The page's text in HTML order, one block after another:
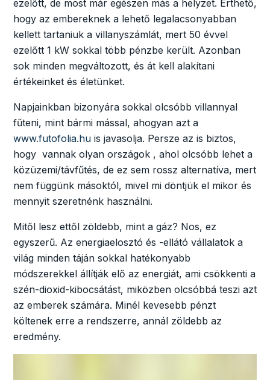
ezelőtt, de most már egészen más a helyzet. Érthető,
hogy az embereknek a lehető legalacsonyabban
kellett tartaniuk a villanyszámlát, mert 50 évvel
ezelőtt 1 kW sokkal több pénzbe került. Azonban
sok minden megváltozott, és át kell alakítani
értékeinket és életünket.
Napjainkban bizonyára sokkal olcsóbb villannyal
fűteni, mint bármi mással, ahogyan azt a
www.futofolia.hu is javasolja. Persze az is biztos,
hogy vannak olyan országok , ahol olcsóbb lehet a
közüzemi/távfűtés, de ez sem rossz alternatíva, mert
nem függünk másoktól, mivel mi döntjük el mikor és
mennyit szeretnénk használni.
Mitől lesz ettől zöldebb, mint a gáz? Nos, ez
egyszerű. Az energiaelosztó és -ellátó vállalatok a
világ minden táján sokkal hatékonyabb
módszerekkel állítják elő az energiát, ami csökkenti a
szén-dioxid-kibocsátást, miközben olcsóbbá teszi azt
az emberek számára. Minél kevesebb pénzt
költenek erre a rendszerre, annál zöldebb az
eredmény.